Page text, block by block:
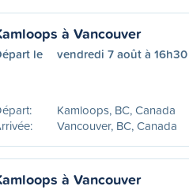
à Vancouver
le vendredi 7 août à 16h30
Kamloops, BC, Canada
Vancouver, BC, Canada
à Vancouver